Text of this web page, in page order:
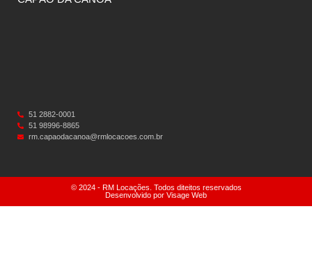
51 2882-0001
51 98996-8865
rm.capaodacanoa@rmlocacoes.com.br
© 2024 - RM Locações. Todos diteitos reservados
Desenvolvido por Visage Web